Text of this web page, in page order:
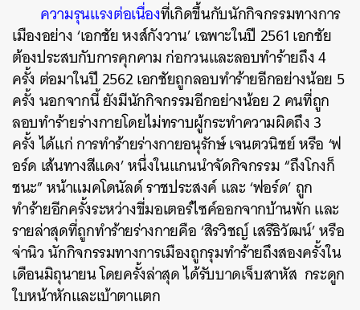
ความรุนแรงต่อเนื่องที่เกิดขึ้นกับนักกิจกรรมทางการ
เมืองอย่าง ‘เอกชัย หงส์กังวาน’ เฉพาะในปี 2561 เอกชัย
ต้องประสบกับการคุกคาม ก่อกวนและลอบทำร้ายถึง 4
ครั้ง ต่อมาในปี 2562 เอกชัยถูกลอบทำร้ายอีกอย่างน้อย 5
ครั้ง นอกจากนี้ ยังมีนักกิจกรรมอีกอย่างน้อย 2 คนที่ถูก
ลอบทำร้ายร่างกายโดยไม่ทราบผู้กระทำความผิดถึง 3
ครั้ง ได้แก่ การทำร้ายร่างกายอนุรักษ์ เจนตวนิชย์ หรือ ‘ฟ
อร์ด เส้นทางสีแดง’ หนึ่งในแกนนำจัดกิจกรรม “ถึงโกงก็
ชนะ” หน้าแมคโดนัลด์ ราชประสงค์ และ ‘ฟอร์ด’ ถูก
ทำร้ายอีกครั้งระหว่างขี่มอเตอร์ไซค์ออกจากบ้านพัก และ
รายล่าสุดที่ถูกทำร้ายร่างกายคือ ‘สิรวิชญ์ เสรีธิวัฒน์’ หรือ
จ่านิว นักกิจกรรมทางการเมืองถูกรุมทำร้ายถึงสองครั้งใน
เดือนมิถุนายน โดยครั้งล่าสุด ได้รับบาดเจ็บสาหัส กระดูก
ใบหน้าหักและเบ้าตาแตก